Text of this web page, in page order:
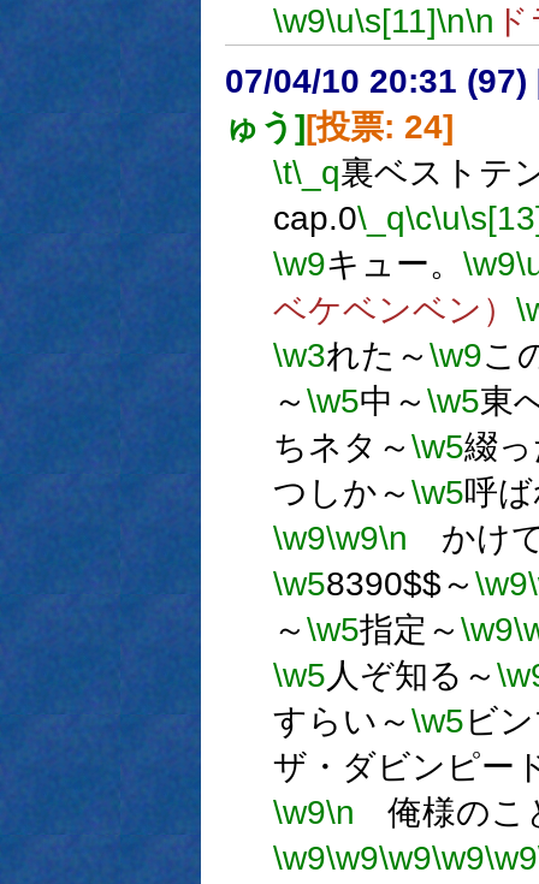
\w9\u\s[11]\n\n
07/04/10 20:31 (97)
ゅう][投票: 24]
\t\_q裏ベストテ
cap.0\_q\c\u
\w9キュー。 \w9
ベケベンベン）
\w3れた～\w9こ
～\w5中～\w5東
ちネタ～\w5綴
つしか～\w5呼
\w9\w9\n かけ
\w58390$$～\w9
～\w5指定～\w9
\w5人ぞ知る～
すらい～\w5ビ
ザ・ダビンピー
\w9\n 俺様のこ
\w9\w9\w9\w9\w9